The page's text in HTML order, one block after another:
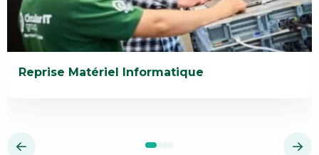
Reprise Matériel Informatique
plus